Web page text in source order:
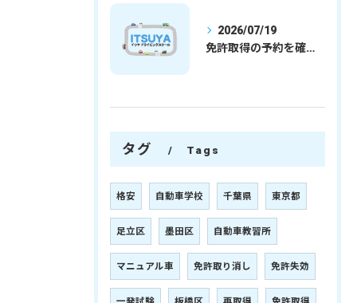
2026/07/19
免許取得の予約を確実に取るための最新ガイドと一発試験合格の実践法
タグ Tags
格安 自動車学校 千葉県 東京都
足立区 墨田区 自動車教習所
マニュアル車 免許取り消し 免許失効